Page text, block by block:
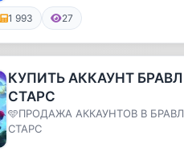
1 993 27
КУПИТЬ АККАУНТ БРАВЛ
СТАРС
🩵ПРОДАЖА АККАУНТОВ В БРАВЛ
СТАРС